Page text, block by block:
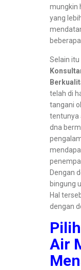
mungkin
yang
Selain
telah di
tangani
tentunya
dna
Dengan
bingung
Hal
dengan
Air